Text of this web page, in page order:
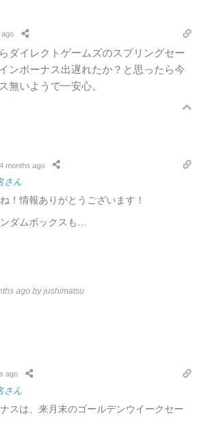
ダイレクトゲームズのスプリングセー
ンボーナス出遅れたか？と思ったら今
無いようで一安心。
4 months ago
さん
！情報ありがとうございます！
ダムボックスも…
ago by jushimatsu
ago
さん
スは、来月末のゴールデンウイークセー